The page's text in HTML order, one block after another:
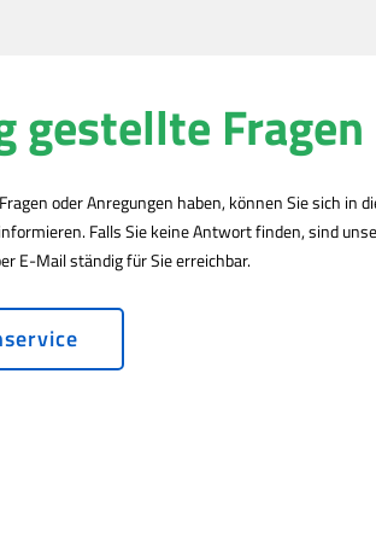
gestellte Fragen
oder Anregungen haben, können Sie sich in
Falls Sie keine Antwort finden, sind
E-Mail ständig für Sie erreichbar.